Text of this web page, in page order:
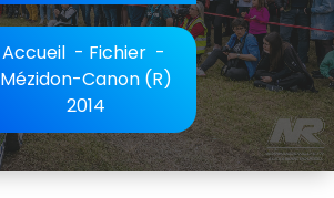
Accueil- Fichier-
Mézidon-Canon (R)
2014